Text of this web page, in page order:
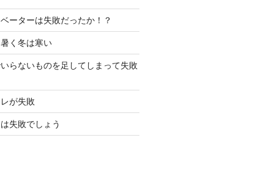
ーターは失敗だったか！？
く冬は寒い
らないものを足してしまって失敗
が失敗
失敗でしょう